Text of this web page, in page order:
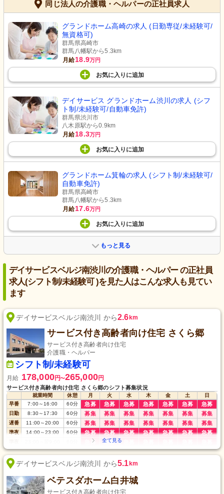
同じ法人の介護職・ヘルパーの正社員求人
グランドホーム高崎の求人 (日勤専従/未経験可/
無資格可)
群馬県高崎市
群馬八幡駅から5.3km
月給18.9万円
お気に入り に追加
デイサービス グランドホーム渋川の求人 (シフ
ト制/未経験可/自動車免許)
群馬県渋川市
八木原駅から0.9km
月給18.3万円
お気に入り に追加
グランドホーム箕輪の求人 (シフト制/未経験可/
自動車免許)
群馬県高崎市
群馬八幡駅から5.3km
月給17.6万円
お気に入り に追加
もっと見る
デイサービスベルジ南渋川の介護職・ヘルパー の正社員
求人(シフト制/未経験可 )を見た人はこんな求人も見てい
ます
デイサービスベルジ南渋川 から2.6km
サービス付き高齢者向け住宅 さくら郷
サービス付き高齢者向け住宅
介護職・ヘルパー
シフト制/未経験可
月給 178,000円〜265,000円
サービス付き高齢者向け住宅 さくら郷のシフト募集状況
就業時間 休憩 月 火 水 木 金 土
日
早番
7:00～16:00 60分 急募 急募 急募 急募 急募 急募 急募
日勤 8:30～17:30 60分 募集 募集 募集 募集 募集 募集 募集
遅番 11:00～20:00 60分 募集 募集 募集 募集 募集 募集 募集
準夜 14:00～23:00 60分 急募 急募 急募 急募 急募 急募 急募
急募 急募
夜勤 17:00～翌9:00 120分 急募 急募 急募 急募 急募 急募 急募
デイサービスベルジ南渋川 から5.1km
ベテスダホーム白井城
サービス付き高齢者向け住宅